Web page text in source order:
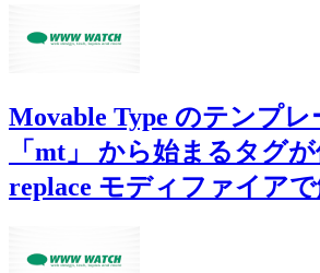
Movable Type のテンプ
「mt」 から始まるタグ
replace モディファイア